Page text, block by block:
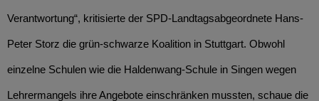
Verantwortung“, kritisierte der SPD-Landtagsabgeordnete Hans-
Peter Storz die grün-schwarze Koalition in Stuttgart. Obwohl
einzelne Schulen wie die Haldenwang-Schule in Singen wegen
Lehrermangels ihre Angebote einschränken mussten, schaue die